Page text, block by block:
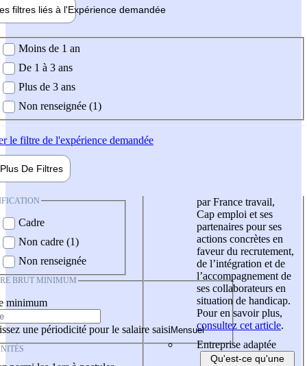
filtres liés à l'Expérience demandée
demandée
Moins de 1 an
De 1 à 3 ans
Plus de 3 ans
Non renseignée (1)
le filtre de l'expérience demandée
Plus De Filtres
Cadre
Non cadre (1)
Non renseignée
BRUT MINIMUM
minimum
une périodicité pour le salaire saisi
par France travail,
Cap emploi et ses
partenaires pour ses
actions concrètes en
faveur du recrutement,
de l’intégration et de
l’accompagnement de
ses collaborateurs en
situation de handicap.
Pour en savoir plus,
consultez cet article.
Entreprise adaptée
Qu'est-ce qu'une